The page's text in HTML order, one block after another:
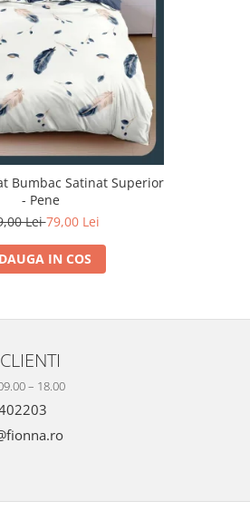
Bumbac Satinat Superior
- Pene
Lei79,00 Lei
IN COS
– 18.00